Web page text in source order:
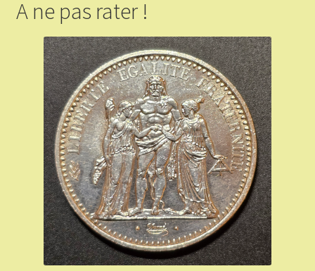
A ne pas rater !